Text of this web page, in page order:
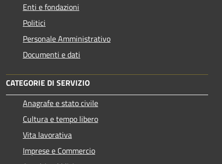
Enti e fondazioni
Politici
Personale Amministrativo
Documenti e dati
CATEGORIE DI SERVIZIO
Anagrafe e stato civile
Cultura e tempo libero
Vita lavorativa
Imprese e Commercio